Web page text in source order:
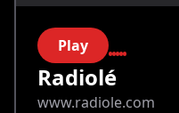
Play
Radiolé
www.radiole.com